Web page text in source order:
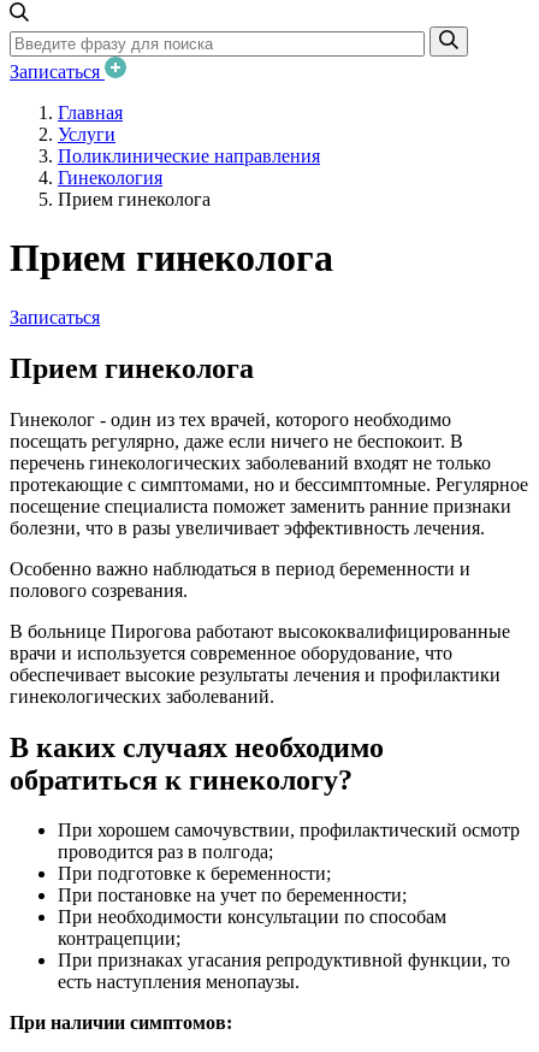
Записаться
Главная
Услуги
Поликлинические направления
Гинекология
Прием гинеколога
Прием гинеколога
Записаться
Прием гинеколога
Гинеколог - один из тех врачей, которого необходимо
посещать регулярно, даже если ничего не беспокоит. В
перечень гинекологических заболеваний входят не только
протекающие с симптомами, но и бессимптомные. Регулярное
посещение специалиста поможет заменить ранние признаки
болезни, что в разы увеличивает эффективность лечения.
Особенно важно наблюдаться в период беременности и
полового созревания.
В больнице Пирогова работают высококвалифицированные
врачи и используется современное оборудование, что
обеспечивает высокие результаты лечения и профилактики
гинекологических заболеваний.
В каких случаях необходимо
обратиться к гинекологу?
При хорошем самочувствии, профилактический осмотр
проводится раз в полгода;
При подготовке к беременности;
При постановке на учет по беременности;
При необходимости консультации по способам
контрацепции;
При признаках угасания репродуктивной функции, то
есть наступления менопаузы.
При наличии симптомов: